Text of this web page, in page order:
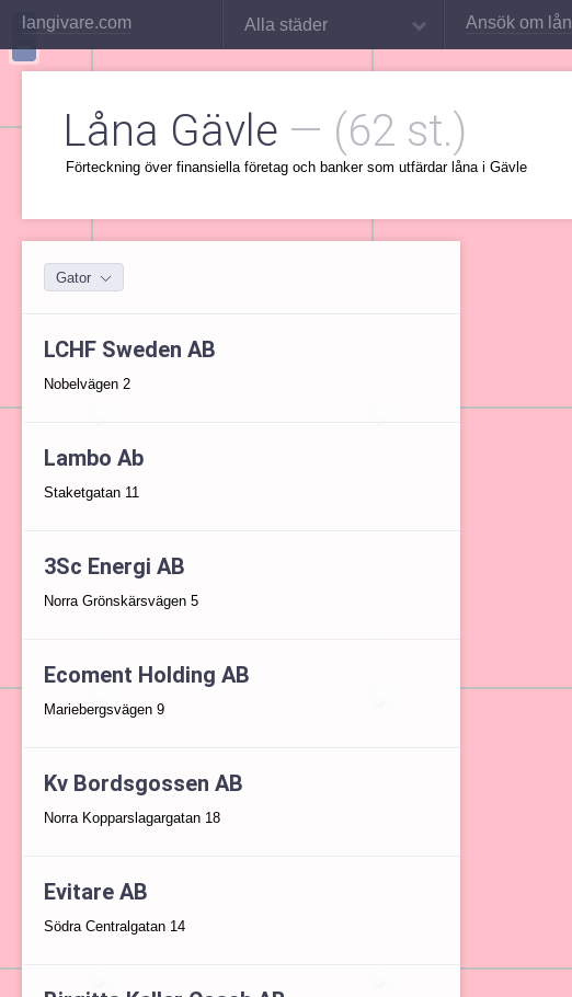
langivare.com Alla städer Ansök om lån
Låna Gävle — (62 st.)
Förteckning över finansiella företag och banker som utfärdar låna i Gävle
Gator
LCHF Sweden AB
Nobelvägen 2
Lambo Ab
Staketgatan 11
3Sc Energi AB
Norra Grönskärsvägen 5
Ecoment Holding AB
Mariebergsvägen 9
Kv Bordsgossen AB
Norra Kopparslagargatan 18
Evitare AB
Södra Centralgatan 14
+
−